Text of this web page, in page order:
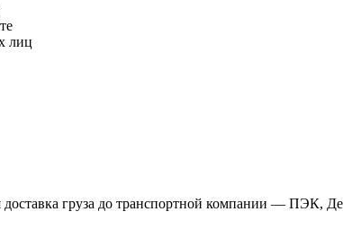
лиц
доставка груза до транспортной компании —